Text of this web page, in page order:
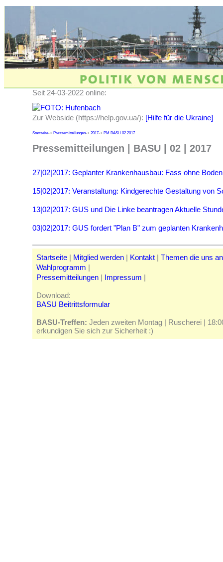
Seit 24-03-2022 online:
Zur Webside (https://help.gov.ua/): [Hilfe für die Ukraine]
Startseite-> Pressemitteilungen-> 2017-> PM BASU 02 2017
Pressemitteilungen | BASU | 02 | 2017
27|02|2017: Geplanter Krankenhausbau: Fass ohne Boden
15|02|2017: Veranstaltung: Kindgerechte Gestaltung von
13|02|2017: GUS und Die Linke beantragen Aktuelle
03|02|2017: GUS fordert "Plan B" zum geplanten
Startseite | Mitglied werden | Kontakt | Themen die uns
Wahlprogramm |
Pressemitteilungen | Impressum |
Download:
BASU Beitrittsformular
BASU-Treffen: Jeden zweiten Montag | Ruscherei |
erkundigen Sie sich zur Sicherheit :)